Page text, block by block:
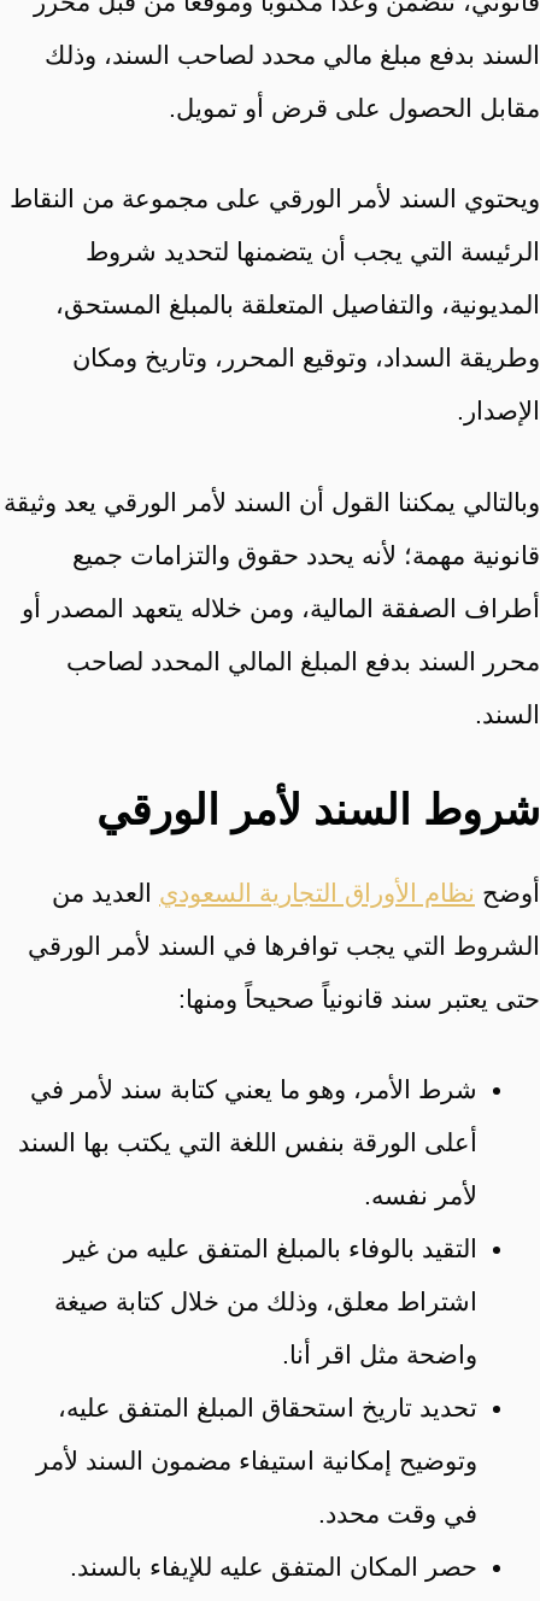
السند بدفع مبلغ مالي محدد لصاحب السند، وذلك
مقابل الحصول على قرض أو تمويل.
ويحتوي السند لأمر الورقي على مجموعة من النقاط
الرئيسة التي يجب أن يتضمنها لتحديد شروط
المديونية، والتفاصيل المتعلقة بالمبلغ المستحق،
وطريقة السداد، وتوقيع المحرر، وتاريخ ومكان
الإصدار.
وبالتالي يمكننا القول أن السند لأمر الورقي يعد وثيقة
قانونية مهمة؛ لأنه يحدد حقوق والتزامات جميع
أطراف الصفقة المالية، ومن خلاله يتعهد المصدر أو
محرر السند بدفع المبلغ المالي المحدد لصاحب
السند.
شروط السند لأمر الورقي
أوضح نظام الأوراق التجارية السعودي العديد من
الشروط التي يجب توافرها في السند لأمر الورقي
حتى يعتبر سند قانونياً صحيحاً ومنها:
شرط الأمر، وهو ما يعني كتابة سند لأمر في
أعلى الورقة بنفس اللغة التي يكتب بها السند
لأمر نفسه.
التقيد بالوفاء بالمبلغ المتفق عليه من غير
اشتراط معلق، وذلك من خلال كتابة صيغة
واضحة مثل اقر أنا.
تحديد تاريخ استحقاق المبلغ المتفق عليه،
وتوضيح إمكانية استيفاء مضمون السند لأمر
في وقت محدد.
حصر المكان المتفق عليه للإيفاء بالسند.